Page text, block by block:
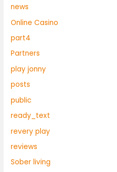
news
Online Casino
part4
Partners
play jonny
posts
public
ready_text
revery play
reviews
Sober living